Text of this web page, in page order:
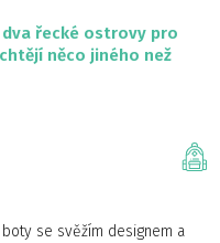
řecké ostrovy pro
něco jiného než
se svěžím designem a